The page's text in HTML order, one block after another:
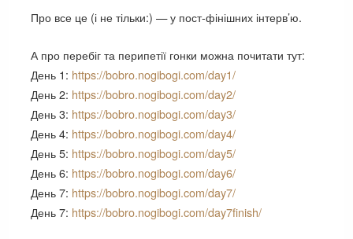
Про все це (і не тільки:) — у пост-фінішних інтерв’ю.
А про перебіг та перипетії гонки можна почитати тут:
День 1: https://bobro.nogibogi.com/day1/
День 2: https://bobro.nogibogi.com/day2/
День 3: https://bobro.nogibogi.com/day3/
День 4: https://bobro.nogibogi.com/day4/
День 5: https://bobro.nogibogi.com/day5/
День 6: https://bobro.nogibogi.com/day6/
День 7: https://bobro.nogibogi.com/day7/
День 7: https://bobro.nogibogi.com/day7finish/